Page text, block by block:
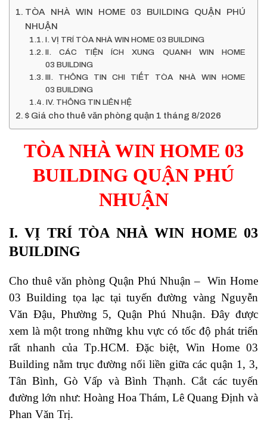
TÒA NHÀ WIN HOME 03 BUILDING QUẬN PHÚ
NHUẬN
I. VỊ TRÍ TÒA NHÀ WIN HOME 03 BUILDING
II. CÁC TIỆN ÍCH XUNG QUANH WIN HOME
03 BUILDING
III. THÔNG TIN CHI TIẾT TÒA NHÀ WIN HOME
03 BUILDING
IV. THÔNG TIN LIÊN HỆ
$ Giá cho thuê văn phòng quận 1 tháng 8/2026
TÒA NHÀ WIN HOME 03
BUILDING QUẬN PHÚ
NHUẬN
I. VỊ TRÍ TÒA NHÀ WIN HOME 03
BUILDING
Cho thuê văn phòng Quận Phú Nhuận – Win Home
03 Building tọa lạc tại tuyến đường vàng Nguyễn
Văn Đậu, Phường 5, Quận Phú Nhuận. Đây được
xem là một trong những khu vực có tốc độ phát triển
rất nhanh của Tp.HCM. Đặc biệt, Win Home 03
Building nằm trục đường nối liền giữa các quận 1, 3,
Tân Bình, Gò Vấp và Bình Thạnh. Cắt các tuyến
đường lớn như: Hoàng Hoa Thám, Lê Quang Định và
Phan Văn Trị.